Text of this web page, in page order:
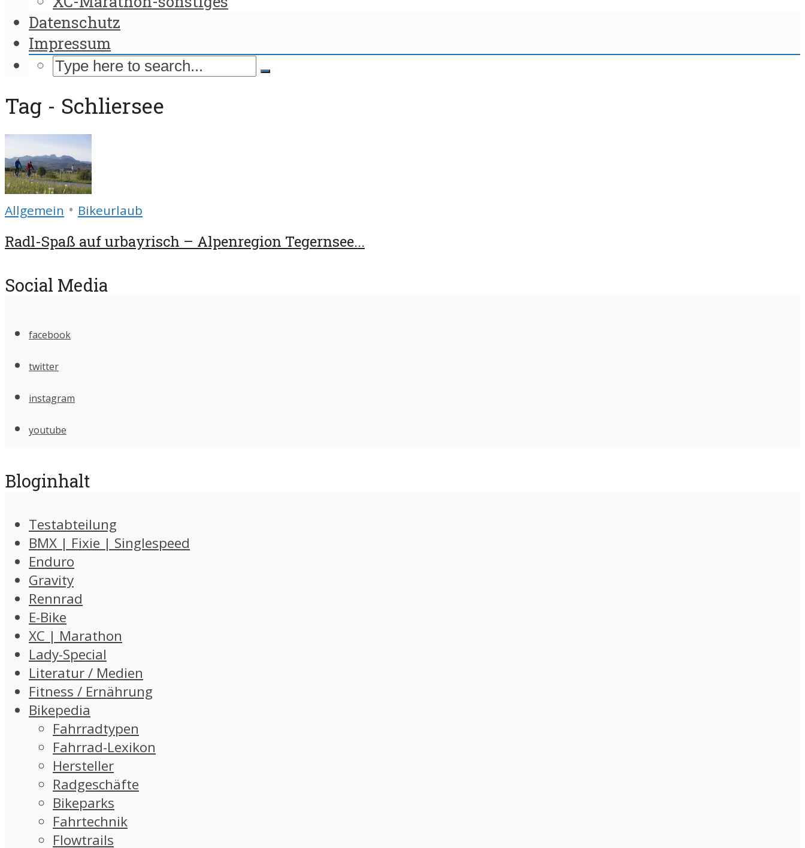
Datenschutz
Impressum
Tag - Schliersee
Allgemein • Bikeurlaub
Radl-Spaß auf urbayrisch – Alpenregion Tegernsee...
Social Media
facebook
twitter
instagram
youtube
Bloginhalt
Testabteilung
BMX | Fixie | Singlespeed
Enduro
Gravity
Rennrad
E-Bike
XC | Marathon
Lady-Special
Literatur / Medien
Fitness / Ernährung
Bikepedia
Fahrradtypen
Fahrrad-Lexikon
Hersteller
Radgeschäfte
Bikeparks
Fahrtechnik
Flowtrails